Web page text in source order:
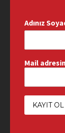
Adınız
Mail